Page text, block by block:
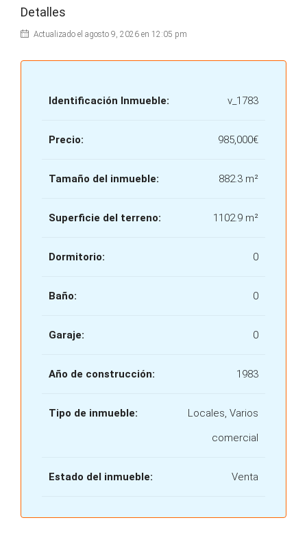
Detalles
Actualizado el agosto 9, 2026 en 12:05 pm
Identificación Inmueble: v_1783
Precio: 985,000€
Tamaño del inmueble: 882.3 m²
Superficie del terreno: 1102.9 m²
Dormitorio: 0
Baño: 0
Garaje: 0
Año de construcción: 1983
Tipo de inmueble:
Locales, Varios
comercial
Estado del inmueble: Venta